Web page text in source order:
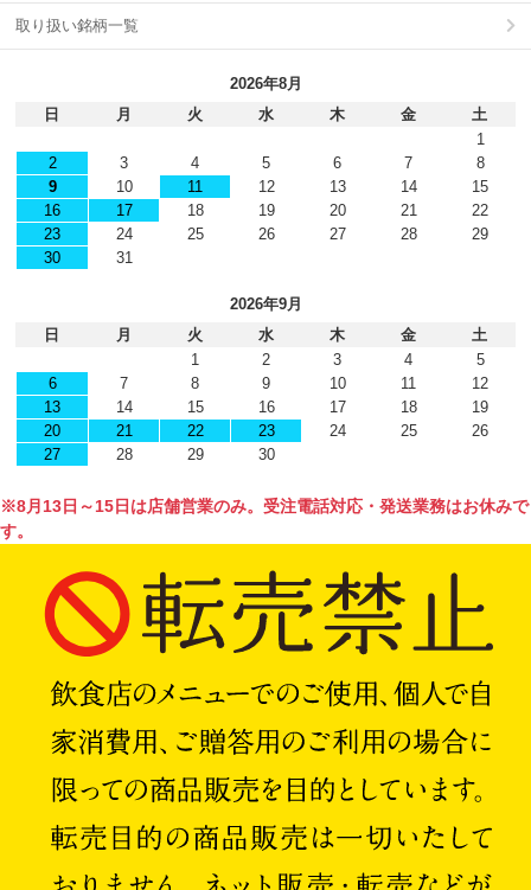
取り扱い銘柄一覧
2026年8月
日
月 火 水 木 金
土
1
2
3 4 5 6 7
8
9
10 11 12 13 14
15
16
17 18 19 20 21
22
23
24 25 26 27 28
29
30
31
2026年9月
日
月 火 水 木 金
土
1
2 3 4
5
6
7 8 9 10 11
12
13
14 15 16 17 18
19
20
21 22 23 24 25
26
27
28 29 30
※8月13日～15日は店舗営業のみ。受注電話対応・発送業務はお休みで
す。